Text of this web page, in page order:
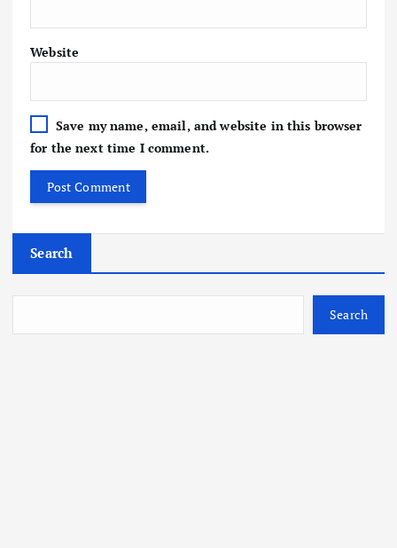
Website
Save my name, email, and website in this browser
for the next time I comment.
Search
Search